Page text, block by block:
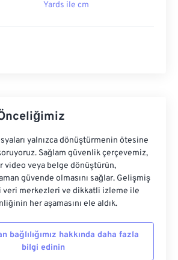
Yards ile cm
yalnızca dönüştürmenin ötesine
Sağlam güvenlik çerçevemiz,
video veya belge dönüştürün,
güvende olmasını sağlar. Gelişmiş
merkezleri ve dikkatli izleme ile
her aşamasını ele aldık.
bağlılığımız hakkında daha fazla
bilgi edinin